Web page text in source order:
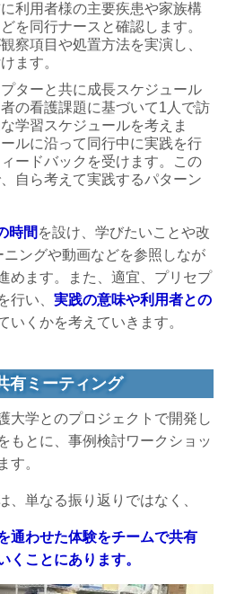
利用者様の主要疾患や家族構
を同行ナースと確認します。
察項目や処置方法を実演し、
ます。
ターと共に成長スケジュール
の看護課題に基づいて1人で訪
学習スケジュールを考えま
ルに沿って同行中に実践を行
ードバックを受けます。この
自ら考えて実践するパターン
時間 を設け、学びたいことや改
ングや動画などを参照しなが
めます。また、適宜、プリセプ
行い、 実践の意味や利用者との
いくかを考えていきます。
有ミーティング
大学とのプロジェクトで開発し
もとに、事例検討ワークショッ
す。
、単なる振り返りではなく、
通わせた体験をチームで共有
くことにあります。